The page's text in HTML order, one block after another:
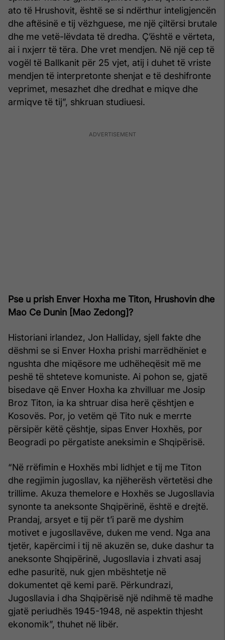
ato të Hrushovit, është se si ndërthur inteligjencën
dhe aftësinë e tij vëzhguese, me një çiltërsi brutale
dhe me vetë-lëvdata të dredha. Ç’është e vërteta,
ai i nxjerr të tëra. Dhe vret mendjen. Në një cep të
vogël të Ballkanit për 25 vjet, atij i duhet të vriste
mendjen të interpretonte shenjat e të deshifronte
veprimet, mesazhet dhe dredhat e miqve dhe
armiqve të tij”, shkruan studiuesi.
Pse u prish Enver Hoxha me Titon, Hrushovin dhe
Mao Ce Dunin [Mao Zedong]?
Historiani irlandez, Jon Halliday, sjell fakte dhe
dëshmi se si Enver Hoxha prishi marrëdhëniet e
ngushta dhe miqësore me udhëheqësit më me
peshë të shteteve komuniste. Ai pohon se, gjatë
bisedave që Enver Hoxha ka zhvilluar me Josip
Broz Titon, ia ka shtruar disa herë çështjen e
Kosovës. Por, jo vetëm që Tito nuk e merrte
përsipër këtë çështje, sipas Enver Hoxhës, por
Beogradi po përgatiste aneksimin e Shqipërisë.
“Në rrëfimin e Hoxhës mbi lidhjet e tij me Titon
dhe regjimin jugosllav, ka njëherësh vërtetësi dhe
trillime. Akuza themelore e Hoxhës se Jugosllavia
synonte ta aneksonte Shqipërinë, është e drejtë.
Prandaj, arsyet e tij për t’i parë me dyshim
motivet e jugosllavëve, duken me vend. Nga ana
tjetër, kapërcimi i tij në akuzën se, duke dashur ta
aneksonte Shqipërinë, Jugosllavia i zhvati asaj
edhe pasuritë, nuk gjen mbështetje në
dokumentet që kemi parë. Përkundrazi,
Jugosllavia i dha Shqipërisë një ndihmë të madhe
gjatë periudhës 1945-1948, në aspektin thjesht
ekonomik”, thuhet në libër.